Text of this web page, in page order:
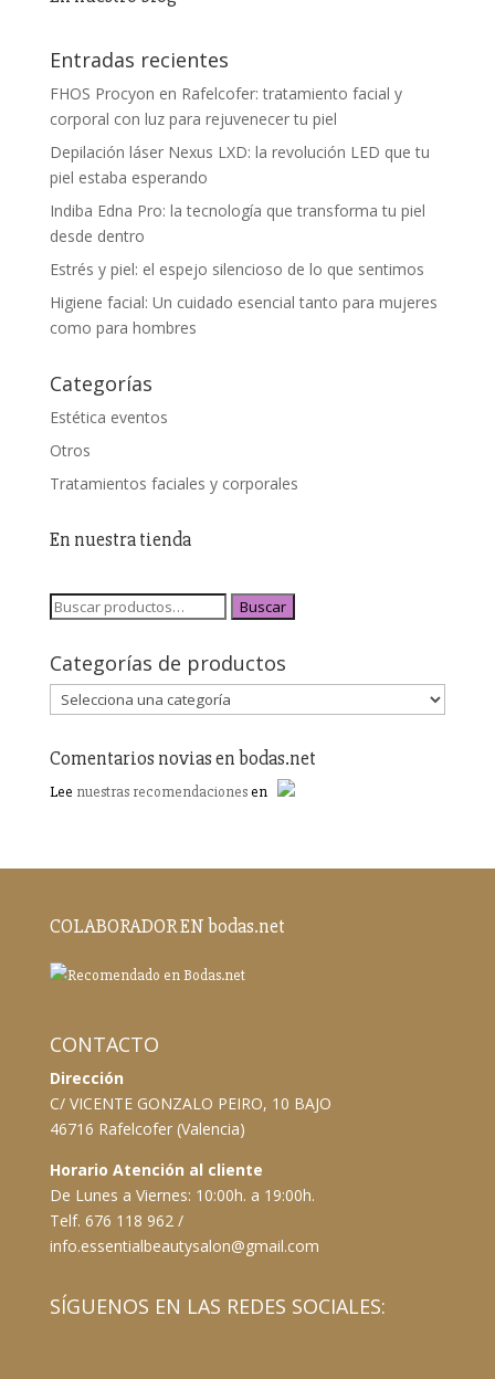
Entradas recientes
FHOS Procyon en Rafelcofer: tratamiento facial y
corporal con luz para rejuvenecer tu piel
Depilación láser Nexus LXD: la revolución LED que tu
piel estaba esperando
Indiba Edna Pro: la tecnología que transforma tu piel
desde dentro
Estrés y piel: el espejo silencioso de lo que sentimos
Higiene facial: Un cuidado esencial tanto para mujeres
como para hombres
Categorías
Estética eventos
Otros
Tratamientos faciales y corporales
En nuestra tienda
Buscar
Categorías de productos
Comentarios novias en bodas.net
Lee nuestras recomendacionesen
COLABORADOR EN bodas.net
CONTACTO
Dirección
C/ VICENTE GONZALO PEIRO, 10 BAJO
46716 Rafelcofer (Valencia)
Horario Atención al cliente
De Lunes a Viernes: 10:00h. a 19:00h.
Telf. 676 118 962 /
info.essentialbeautysalon@gmail.com
SÍGUENOS EN LAS REDES SOCIALES: